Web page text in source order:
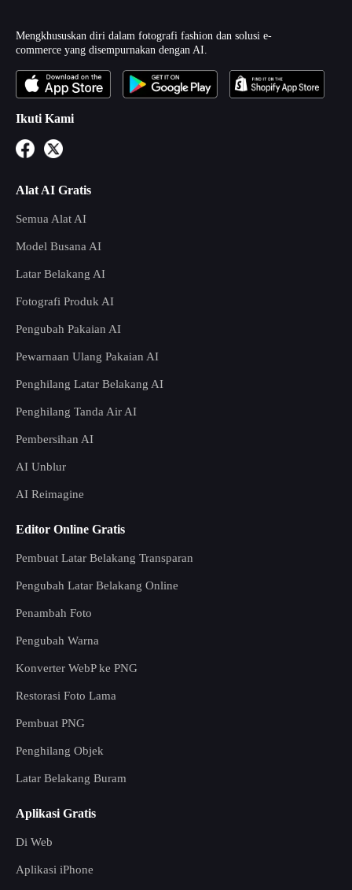
Mengkhususkan diri dalam fotografi fashion dan solusi e-
commerce yang disempurnakan dengan AI.
Ikuti Kami
Alat AI Gratis
Semua Alat AI
Model Busana AI
Latar Belakang AI
Fotografi Produk AI
Pengubah Pakaian AI
Pewarnaan Ulang Pakaian AI
Penghilang Latar Belakang AI
Penghilang Tanda Air AI
Pembersihan AI
AI Unblur
AI Reimagine
Editor Online Gratis
Pembuat Latar Belakang Transparan
Pengubah Latar Belakang Online
Penambah Foto
Pengubah Warna
Konverter WebP ke PNG
Restorasi Foto Lama
Pembuat PNG
Penghilang Objek
Latar Belakang Buram
Aplikasi Gratis
Di Web
Aplikasi iPhone